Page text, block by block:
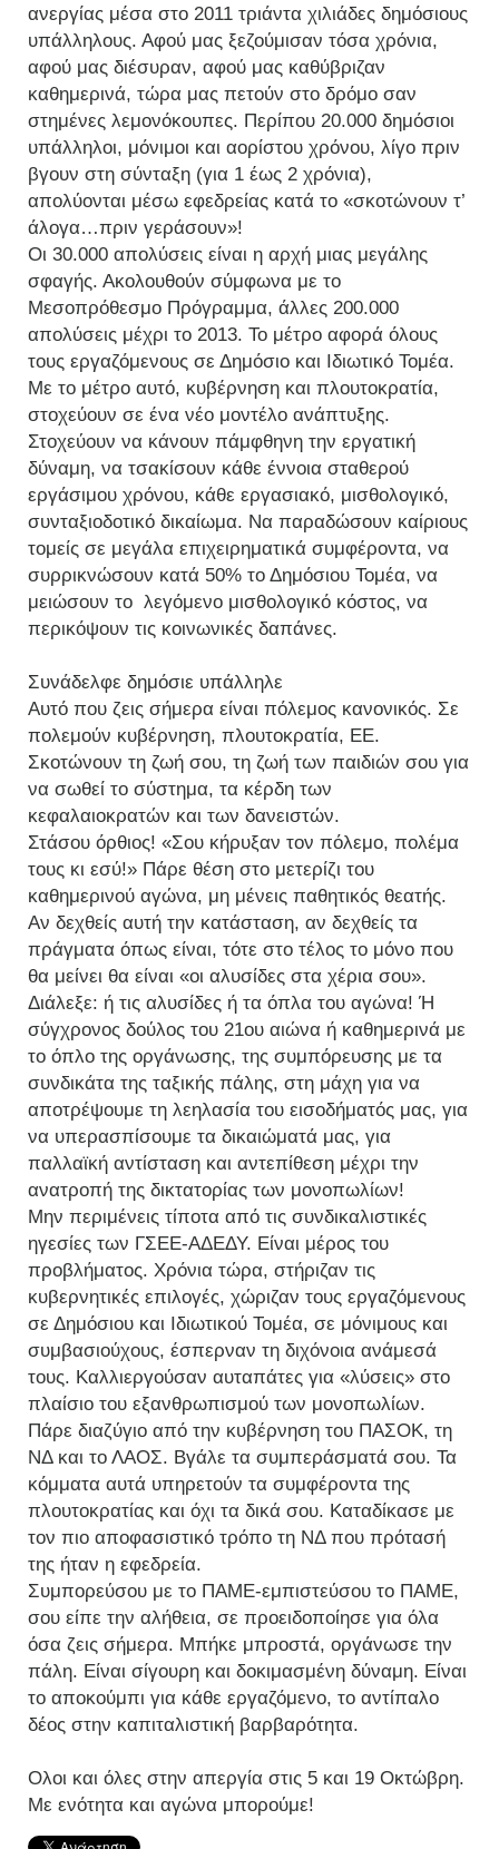
ανεργίας μέσα στο 2011 τριάντα χιλιάδες δημόσιους
υπάλληλους. Αφού μας ξεζούμισαν τόσα χρόνια,
αφού μας διέσυραν, αφού μας καθύβριζαν
καθημερινά, τώρα μας πετούν στο δρόμο σαν
στημένες λεμονόκουπες. Περίπου 20.000 δημόσιοι
υπάλληλοι, μόνιμοι και αορίστου χρόνου, λίγο πριν
βγουν στη σύνταξη (για 1 έως 2 χρόνια),
απολύονται μέσω εφεδρείας κατά το «σκοτώνουν τ’
άλογα…πριν γεράσουν»!
Οι 30.000 απολύσεις είναι η αρχή μιας μεγάλης
σφαγής. Ακολουθούν σύμφωνα με το
Μεσοπρόθεσμο Πρόγραμμα, άλλες 200.000
απολύσεις μέχρι το 2013. Το μέτρο αφορά όλους
τους εργαζόμενους σε Δημόσιο και Ιδιωτικό Τομέα.
Με το μέτρο αυτό, κυβέρνηση και πλουτοκρατία,
στοχεύουν σε ένα νέο μοντέλο ανάπτυξης.
Στοχεύουν να κάνουν πάμφθηνη την εργατική
δύναμη, να τσακίσουν κάθε έννοια σταθερού
εργάσιμου χρόνου, κάθε εργασιακό, μισθολογικό,
συνταξιοδοτικό δικαίωμα. Να παραδώσουν καίριους
τομείς σε μεγάλα επιχειρηματικά συμφέροντα, να
συρρικνώσουν κατά 50% το Δημόσιου Τομέα, να
μειώσουν το λεγόμενο μισθολογικό κόστος, να
περικόψουν τις κοινωνικές δαπάνες.
Συνάδελφε δημόσιε υπάλληλε
Αυτό που ζεις σήμερα είναι πόλεμος κανονικός. Σε
πολεμούν κυβέρνηση, πλουτοκρατία, ΕΕ.
Σκοτώνουν τη ζωή σου, τη ζωή των παιδιών σου για
να σωθεί το σύστημα, τα κέρδη των
κεφαλαιοκρατών και των δανειστών.
Στάσου όρθιος! «Σου κήρυξαν τον πόλεμο, πολέμα
τους κι εσύ!» Πάρε θέση στο μετερίζι του
καθημερινού αγώνα, μη μένεις παθητικός θεατής.
Αν δεχθείς αυτή την κατάσταση, αν δεχθείς τα
πράγματα όπως είναι, τότε στο τέλος το μόνο που
θα μείνει θα είναι «οι αλυσίδες στα χέρια σου».
Διάλεξε: ή τις αλυσίδες ή τα όπλα του αγώνα! Ή
σύγχρονος δούλος του 21ου αιώνα ή καθημερινά με
το όπλο της οργάνωσης, της συμπόρευσης με τα
συνδικάτα της ταξικής πάλης, στη μάχη για να
αποτρέψουμε τη λεηλασία του εισοδήματός μας, για
να υπερασπίσουμε τα δικαιώματά μας, για
παλλαϊκή αντίσταση και αντεπίθεση μέχρι την
ανατροπή της δικτατορίας των μονοπωλίων!
Μην περιμένεις τίποτα από τις συνδικαλιστικές
ηγεσίες των ΓΣΕΕ-ΑΔΕΔΥ. Είναι μέρος του
προβλήματος. Χρόνια τώρα, στήριζαν τις
κυβερνητικές επιλογές, χώριζαν τους εργαζόμενους
σε Δημόσιου και Ιδιωτικού Τομέα, σε μόνιμους και
συμβασιούχους, έσπερναν τη διχόνοια ανάμεσά
τους. Καλλιεργούσαν αυταπάτες για «λύσεις» στο
πλαίσιο του εξανθρωπισμού των μονοπωλίων.
Πάρε διαζύγιο από την κυβέρνηση του ΠΑΣΟΚ, τη
ΝΔ και το ΛΑΟΣ. Βγάλε τα συμπεράσματά σου. Τα
κόμματα αυτά υπηρετούν τα συμφέροντα της
πλουτοκρατίας και όχι τα δικά σου. Καταδίκασε με
τον πιο αποφασιστικό τρόπο τη ΝΔ που πρότασή
της ήταν η εφεδρεία.
Συμπορεύσου με το ΠΑΜΕ-εμπιστεύσου το ΠΑΜΕ,
σου είπε την αλήθεια, σε προειδοποίησε για όλα
όσα ζεις σήμερα. Μπήκε μπροστά, οργάνωσε την
πάλη. Είναι σίγουρη και δοκιμασμένη δύναμη. Είναι
το αποκούμπι για κάθε εργαζόμενο, το αντίπαλο
δέος στην καπιταλιστική βαρβαρότητα.
Ολοι και όλες στην απεργία στις 5 και 19 Οκτώβρη.
Με ενότητα και αγώνα μπορούμε!